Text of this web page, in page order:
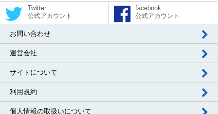
Twitter
公式アカウント
facebook
公式アカウント
お問い合わせ
運営会社
サイトについて
利用規約
個人情報の取扱いについて